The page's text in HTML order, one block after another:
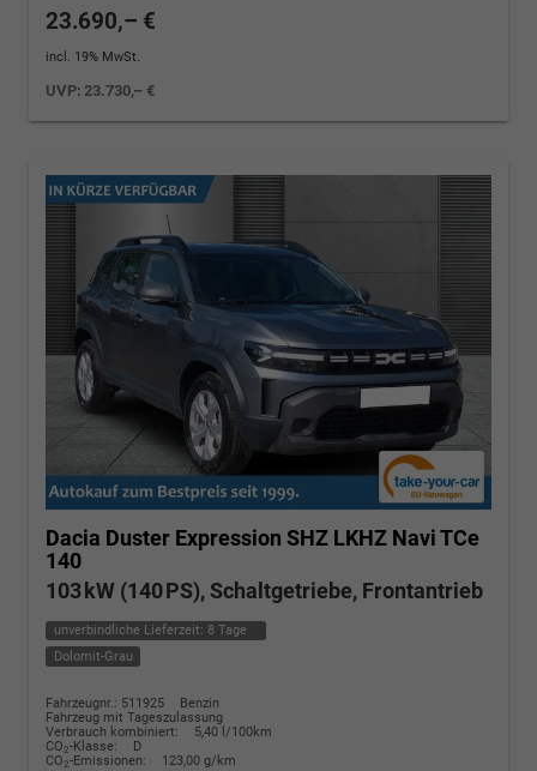
23.690,– €
incl. 19% MwSt.
UVP:23.730,– €
Dacia Duster Expression SHZ LKHZ Navi TCe
140
103 kW (140 PS), Schaltgetriebe, Frontantrieb
unverbindliche Lieferzeit: 8 Tage
Dolomit-Grau
Fahrzeugnr.: 511925
Benzin
Fahrzeug mit Tageszulassung
Verbrauch kombiniert:
5,40 l/100km
CO2-Klasse:
D
CO2-Emissionen: 123,00 g/km